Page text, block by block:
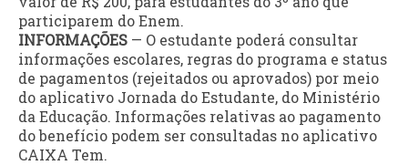
participarem do Enem.
INFORMAÇÕES — O estudante poderá consultar
informações escolares, regras do programa e status
de pagamentos (rejeitados ou aprovados) por meio
do aplicativo Jornada do Estudante, do Ministério
da Educação. Informações relativas ao pagamento
do benefício podem ser consultadas no aplicativo
CAIXA Tem.